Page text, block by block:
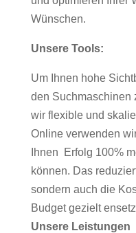
Wünschen.
Unsere Tools:
Um Ihnen hohe
den Suchmaschinen
wir flexible und
Online verwenden
Ihnen Erfolg 100%
können. Das
sondern auch die
Budget gezielt
Unsere Leistungen